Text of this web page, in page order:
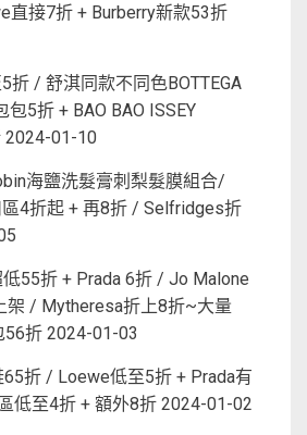
直接7折 + Burberry新款53折
折 / 舒淇同款不同色BOTTEGA
包5折 + BAO BAO ISSEY
2024-01-10
海鹽洗髮膏刺梨髮膜組合/
4折起 + 再8折 / Selfridges折
55折 + Prada 6折 / Jo Malone
架 / Mytheresa折上8折~大量
56折 2024-01-03
折 / Loewe低至5折 + Prada有
低至4折 + 額外8折 2024-01-02